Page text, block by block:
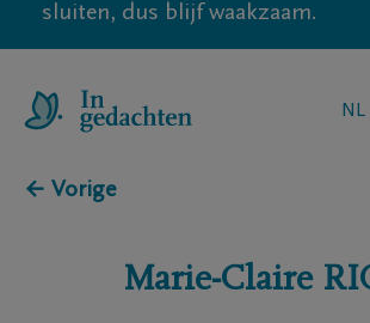
sluiten, dus blijf waakzaam.
NL
← Vorige
Marie-Claire